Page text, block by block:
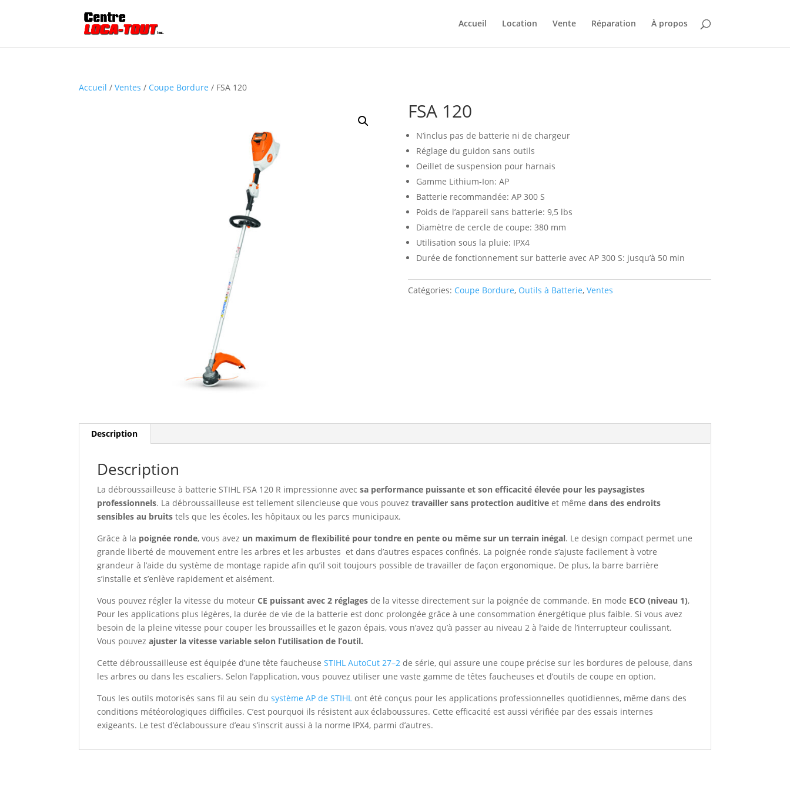
Accueil Location Vente Réparation À propos
Accueil /Ventes / Coupe Bordure / FSA 120
FSA 120
N’inclus pas de batterie ni de chargeur
Réglage du guidon sans outils
Oeillet de suspension pour harnais
Gamme Lithium-Ion: AP
Batterie recommandée: AP 300 S
Poids de l’appareil sans batterie: 9,5 lbs
Diamètre de cercle de coupe: 380 mm
Utilisation sous la pluie: IPX4
Durée de fonctionnement sur batterie avec AP 300 S: jusqu’à 50 min
Catégories: Coupe Bordure, Outils à Batterie, Ventes
Description
Description
La débroussailleuse à batterie STIHL FSA 120 R impressionne avecsa performance puissante et son efficacité élevée pour les paysagistes
professionnels. La débroussailleuse est tellement silencieuse que vous pouveztravailler sans protection auditive et mêmedans des endroits
sensibles au bruits tels que les écoles, les hôpitaux ou les parcs municipaux.
Grâce à la poignée ronde, vous avez un maximum de flexibilité pour tondre en pente ou même sur un terrain inégal. Le design compact permet une
grande liberté de mouvement entre les arbres et les arbustes et dans d’autres espaces confinés. La poignée ronde s’ajuste facilement à votre
grandeur à l’aide du système de montage rapide afin qu’il soit toujours possible de travailler de façon ergonomique. De plus, la barre barrière
s’installe et s’enlève rapidement et aisément.
Vous pouvez régler la vitesse du moteurCE puissant avec 2 réglages de la vitesse directement sur la poignée de commande. En mode ECO (niveau 1),
Pour les applications plus légères, la durée de vie de la batterie est donc prolongée grâce à une consommation énergétique plus faible. Si vous avez
besoin de la pleine vitesse pour couper les broussailles et le gazon épais, vous n’avez qu’à passer au niveau 2 à l’aide de l’interrupteur coulissant.
Vous pouvezajuster la vitesse variable selon l’utilisation de l’outil.
Cette débroussailleuse est équipée d’une tête faucheuseSTIHL AutoCut 27–2 de série, qui assure une coupe précise sur les bordures de pelouse, dans
les arbres ou dans les escaliers. Selon l’application, vous pouvez utiliser une vaste gamme de têtes faucheuses et d’outils de coupe en option.
Tous les outils motorisés sans fil au sein dusystème AP de STIHL ont été conçus pour les applications professionnelles quotidiennes, même dans des
conditions météorologiques difficiles. C’est pourquoi ils résistent aux éclaboussures. Cette efficacité est aussi vérifiée par des essais internes
exigeants. Le test d’éclaboussure d’eau s’inscrit aussi à la norme IPX4, parmi d’autres.